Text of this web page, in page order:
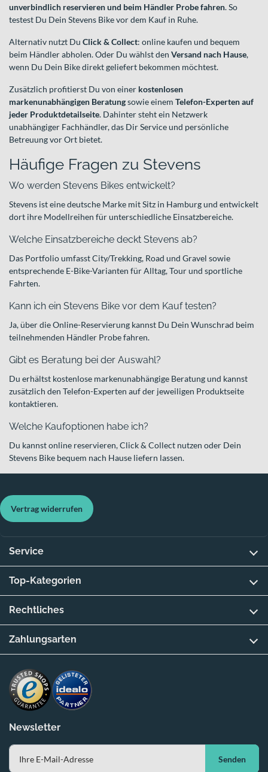
unverbindlich reservieren und beim Händler Probe fahren. So
testest Du Dein Stevens Bike vor dem Kauf in Ruhe.
Alternativ nutzt Du Click & Collect: online kaufen und bequem
beim Händler abholen. Oder Du wählst den Versand nach Hause,
wenn Du Dein Bike direkt geliefert bekommen möchtest.
Zusätzlich profitierst Du von einer kostenlosen
markenunabhängigen Beratungsowie einem Telefon-Experten auf
jeder Produktdetailseite. Dahinter steht ein Netzwerk
unabhängiger Fachhändler, das Dir Service und persönliche
Betreuung vor Ort bietet.
Häufige Fragen zu Stevens
Wo werden Stevens Bikes entwickelt?
Stevens ist eine deutsche Marke mit Sitz in Hamburg und entwickelt
dort ihre Modellreihen für unterschiedliche Einsatzbereiche.
Welche Einsatzbereiche deckt Stevens ab?
Das Portfolio umfasst City/Trekking, Road und Gravel sowie
entsprechende E-Bike-Varianten für Alltag, Tour und sportliche
Fahrten.
Kann ich ein Stevens Bike vor dem Kauf testen?
Ja, über die Online-Reservierung kannst Du Dein Wunschrad beim
teilnehmenden Händler Probe fahren.
Gibt es Beratung bei der Auswahl?
Du erhältst kostenlose markenunabhängige Beratung und kannst
zusätzlich den Telefon-Experten auf der jeweiligen Produktseite
kontaktieren.
Welche Kaufoptionen habe ich?
Du kannst online reservieren, Click & Collect nutzen oder Dein
Stevens Bike bequem nach Hause liefern lassen.
Newsletter
Senden
Vertrag widerrufen
Service
Top-Kategorien
Rechtliches
Zahlungsarten